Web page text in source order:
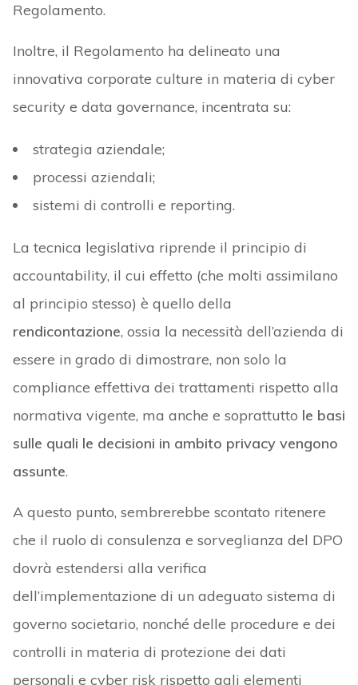
Regolamento.
Inoltre, il Regolamento ha delineato una
innovativa corporate culture in materia di cyber
security e data governance, incentrata su:
strategia aziendale;
processi aziendali;
sistemi di controlli e reporting.
La tecnica legislativa riprende il principio di
accountability, il cui effetto (che molti assimilano
al principio stesso) è quello della
rendicontazione, ossia la necessità dell’azienda di
essere in grado di dimostrare, non solo la
compliance effettiva dei trattamenti rispetto alla
normativa vigente, ma anche e soprattutto le basi
sulle quali le decisioni in ambito privacy vengono
assunte.
A questo punto, sembrerebbe scontato ritenere
che il ruolo di consulenza e sorveglianza del DPO
dovrà estendersi alla verifica
dell’implementazione di un adeguato sistema di
governo societario, nonché delle procedure e dei
controlli in materia di protezione dei dati
personali e cyber risk rispetto agli elementi